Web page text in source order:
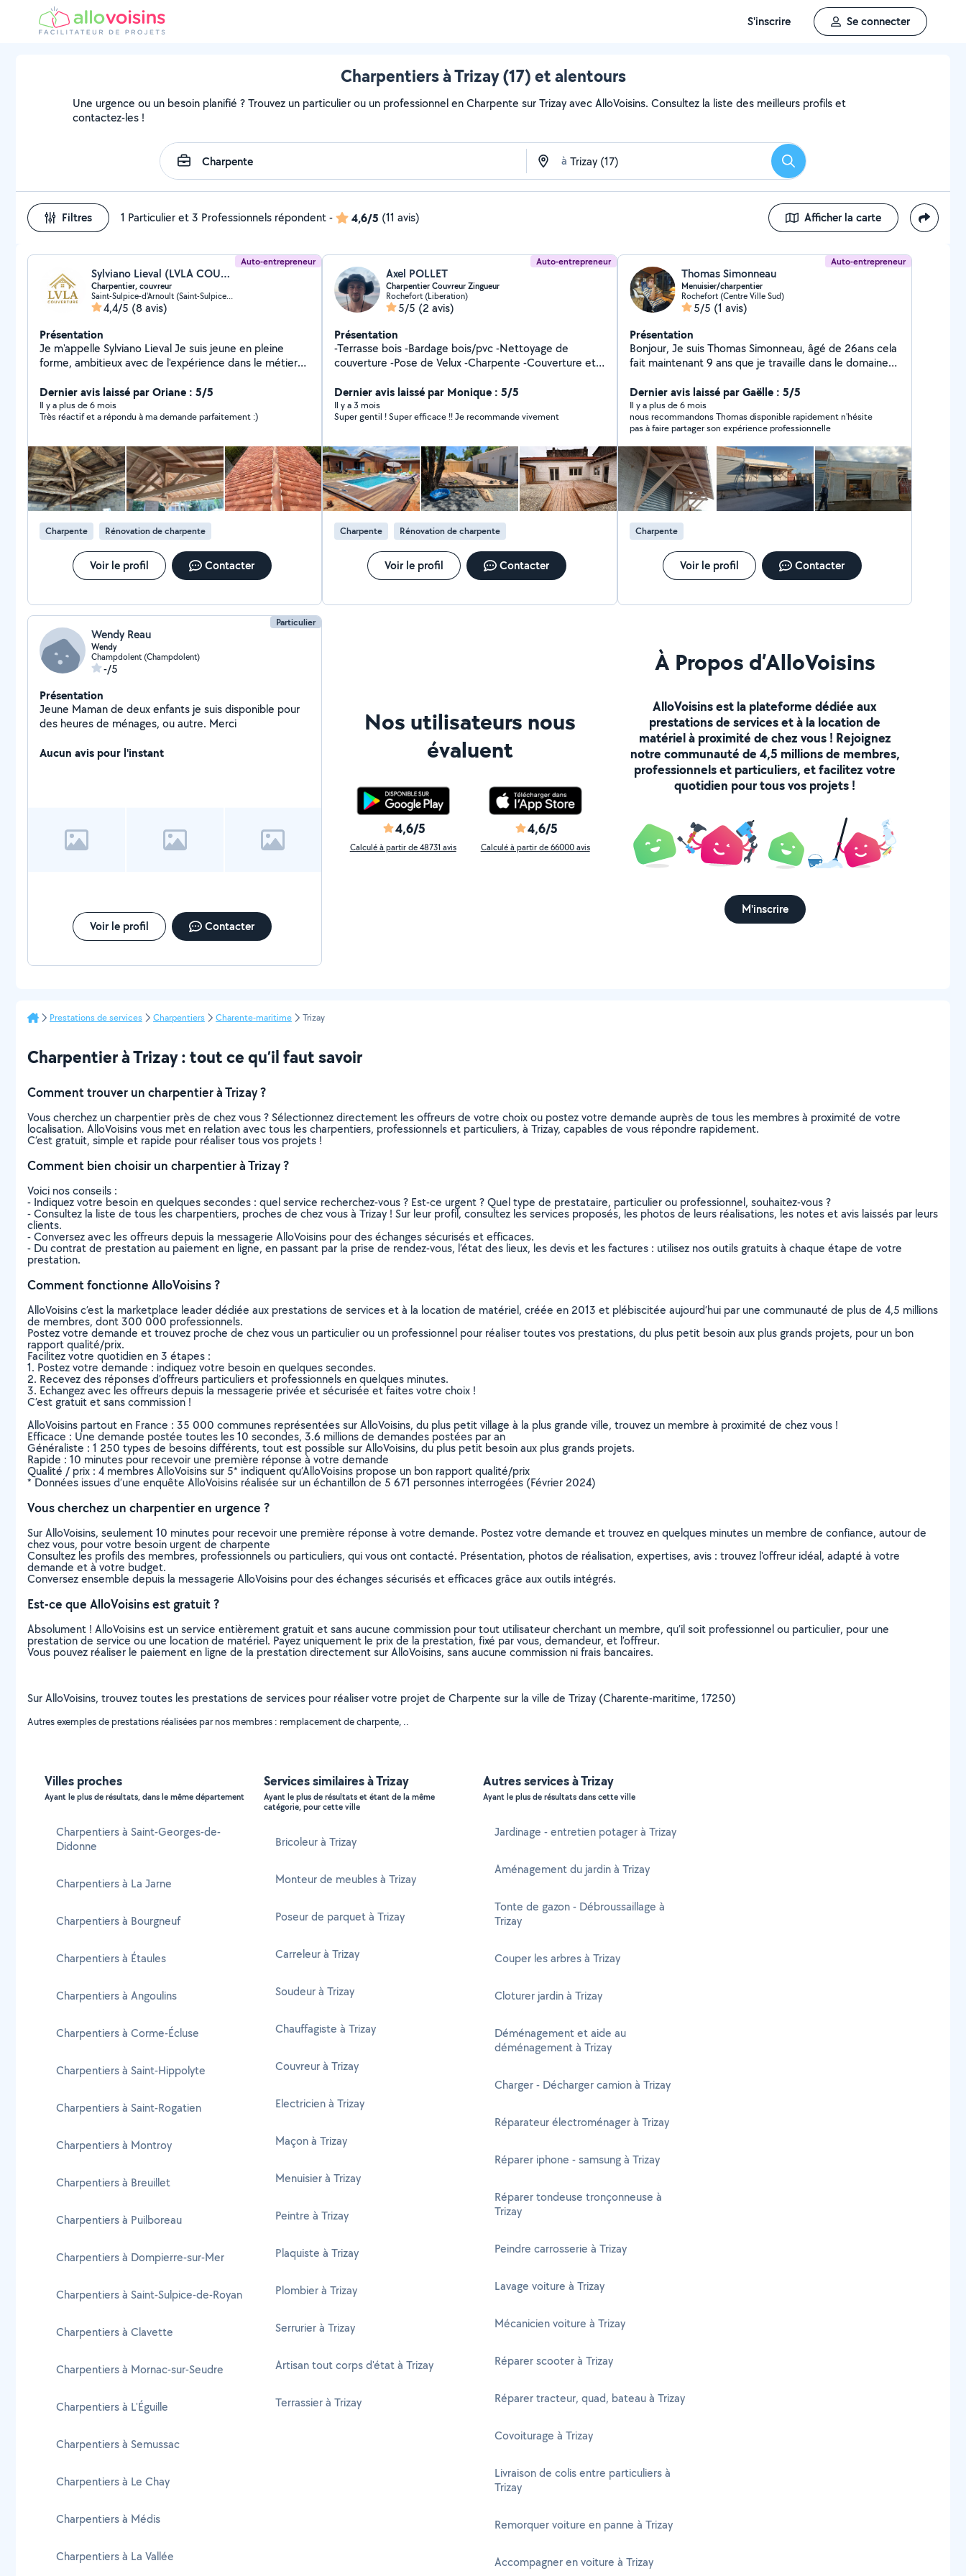
S'inscrire Se connecter
Charpentiers à Trizay (17) et alentours
Une urgence ou un besoin planifié ? Trouvez un particulier ou un professionnel en Charpente sur Trizay avec AlloVoisins. Consultez la liste des meilleurs profils et
contactez-les !
à Rechercher
Filtres 1 Particulier et 3 Professionnels répondent- 4,6/5 (11 avis) Afficher la carte
Auto-entrepreneur
Sylviano Lieval (LVLA COUVERTURE)
Charpentier, couvreur
Saint-Sulpice-d'Arnoult (Saint-Sulpice-d'Arnoult)
4,4/5 (8 avis)
Présentation
Je m'appelle Sylviano Lieval Je suis jeune en pleine
forme, ambitieux avec de l'expérience dans le métier
façade Les devis et les déplacements sont gratuits
Garantie 10 ans, Décennale Pour ceux qui veulent me
contacter, n'hésitez pas
Dernier avis laissé par Oriane : 5/5
Il y a plus de 6 mois
Très réactif et a répondu à ma demande parfaitement :)
Charpente Rénovation de charpente
Voir le profil Contacter
Auto-entrepreneur
Axel POLLET
Charpentier Couvreur Zingueur
Rochefort (Liberation)
5/5 (2 avis)
Présentation
-Terrasse bois -Bardage bois/pvc -Nettoyage de
couverture -Pose de Velux -Charpente -Couverture et
Dernier avis laissé par Monique : 5/5
Il y a 3 mois
Super gentil ! Super efficace !! Je recommande vivement
Charpente Rénovation de charpente
Voir le profil Contacter
Auto-entrepreneur
Thomas Simonneau
Menuisier/charpentier
Rochefort (Centre Ville Sud)
5/5 (1 avis)
Présentation
Bonjour, Je suis Thomas Simonneau, âgé de 26ans cela
fait maintenant 9 ans que je travaille dans le domaine
agencement et extérieur dans le 17, revenant de
Guadeloupe où j'ai eu l'occasion de travailler pendant 7
mois, j'ai décidé de me lancer en tant que auto
entrepreneur
Dernier avis laissé par Gaëlle : 5/5
Il y a plus de 6 mois
nous recommandons Thomas disponible rapidement n'hésite
pas à faire partager son expérience professionnelle
Charpente
Voir le profil Contacter
Particulier
Wendy Reau
Wendy
Champdolent (Champdolent)
-/5
Présentation
Jeune Maman de deux enfants je suis disponible pour
des heures de ménages, ou autre. Merci
Aucun avis pour l'instant
Voir le profil Contacter
Nos utilisateurs nous
évaluent
4,6/5
Calculé à partir de 48731 avis
4,6/5
Calculé à partir de 66000 avis
À Propos d’AlloVoisins
AlloVoisins est la plateforme dédiée aux
prestations de services et à la location de
matériel à proximité de chez vous ! Rejoignez
notre communauté de 4,5 millions de membres,
professionnels et particuliers, et facilitez votre
quotidien pour tous vos projets !
M'inscrire
Prestations de services Charpentiers Charente-maritime Trizay
Charpentier à Trizay : tout ce qu’il faut savoir
Comment trouver un charpentier à Trizay ?
Vous cherchez un charpentier près de chez vous ? Sélectionnez directement les offreurs de votre choix ou postez votre demande auprès de tous les membres à proximité de votre
localisation. AlloVoisins vous met en relation avec tous les charpentiers, professionnels et particuliers, à Trizay, capables de vous répondre rapidement.
C’est gratuit, simple et rapide pour réaliser tous vos projets !
Comment bien choisir un charpentier à Trizay ?
Voici nos conseils :
- Indiquez votre besoin en quelques secondes : quel service recherchez-vous ? Est-ce urgent ? Quel type de prestataire, particulier ou professionnel, souhaitez-vous ?
- Consultez la liste de tous les charpentiers, proches de chez vous à Trizay ! Sur leur profil, consultez les services proposés, les photos de leurs réalisations, les notes et avis laissés par leurs
clients.
- Conversez avec les offreurs depuis la messagerie AlloVoisins pour des échanges sécurisés et efficaces.
- Du contrat de prestation au paiement en ligne, en passant par la prise de rendez-vous, l’état des lieux, les devis et les factures : utilisez nos outils gratuits à chaque étape de votre
prestation.
Comment fonctionne AlloVoisins ?
AlloVoisins c’est la marketplace leader dédiée aux prestations de services et à la location de matériel, créée en 2013 et plébiscitée aujourd’hui par une communauté de plus de 4,5 millions
de membres, dont 300 000 professionnels.
Postez votre demande et trouvez proche de chez vous un particulier ou un professionnel pour réaliser toutes vos prestations, du plus petit besoin aux plus grands projets, pour un bon
rapport qualité/prix.
Facilitez votre quotidien en 3 étapes :
1. Postez votre demande : indiquez votre besoin en quelques secondes.
2. Recevez des réponses d’offreurs particuliers et professionnels en quelques minutes.
3. Echangez avec les offreurs depuis la messagerie privée et sécurisée et faites votre choix !
C’est gratuit et sans commission !
AlloVoisins partout en France : 35 000 communes représentées sur AlloVoisins, du plus petit village à la plus grande ville, trouvez un membre à proximité de chez vous !
Efficace : Une demande postée toutes les 10 secondes, 3.6 millions de demandes postées par an
Généraliste : 1 250 types de besoins différents, tout est possible sur AlloVoisins, du plus petit besoin aux plus grands projets.
Rapide : 10 minutes pour recevoir une première réponse à votre demande
Qualité / prix : 4 membres AlloVoisins sur 5* indiquent qu’AlloVoisins propose un bon rapport qualité/prix
* Données issues d’une enquête AlloVoisins réalisée sur un échantillon de 5 671 personnes interrogées (Février 2024)
Vous cherchez un charpentier en urgence ?
Sur AlloVoisins, seulement 10 minutes pour recevoir une première réponse à votre demande. Postez votre demande et trouvez en quelques minutes un membre de confiance, autour de
chez vous, pour votre besoin urgent de charpente
Consultez les profils des membres, professionnels ou particuliers, qui vous ont contacté. Présentation, photos de réalisation, expertises, avis : trouvez l'offreur idéal, adapté à votre
demande et à votre budget.
Conversez ensemble depuis la messagerie AlloVoisins pour des échanges sécurisés et efficaces grâce aux outils intégrés.
Est-ce que AlloVoisins est gratuit ?
Absolument ! AlloVoisins est un service entièrement gratuit et sans aucune commission pour tout utilisateur cherchant un membre, qu’il soit professionnel ou particulier, pour une
prestation de service ou une location de matériel. Payez uniquement le prix de la prestation, fixé par vous, demandeur, et l’offreur.
Vous pouvez réaliser le paiement en ligne de la prestation directement sur AlloVoisins, sans aucune commission ni frais bancaires.
Sur AlloVoisins, trouvez toutes les prestations de services pour réaliser votre projet de Charpente sur la ville de Trizay (Charente-maritime, 17250)
Autres exemples de prestations réalisées par nos membres : remplacement de charpente, ..
Villes proches
Ayant le plus de résultats, dans le même département
Charpentiers à Saint-Georges-de-
Didonne
Charpentiers à La Jarne
Charpentiers à Bourgneuf
Charpentiers à Étaules
Charpentiers à Angoulins
Charpentiers à Corme-Écluse
Charpentiers à Saint-Hippolyte
Charpentiers à Saint-Rogatien
Charpentiers à Montroy
Charpentiers à Breuillet
Charpentiers à Puilboreau
Charpentiers à Dompierre-sur-Mer
Charpentiers à Saint-Sulpice-de-Royan
Charpentiers à Clavette
Charpentiers à Mornac-sur-Seudre
Charpentiers à L'Éguille
Charpentiers à Semussac
Charpentiers à Le Chay
Charpentiers à Médis
Charpentiers à La Vallée
Services similaires à Trizay
Ayant le plus de résultats et étant de la même
catégorie, pour cette ville
Bricoleur à Trizay
Monteur de meubles à Trizay
Poseur de parquet à Trizay
Carreleur à Trizay
Soudeur à Trizay
Chauffagiste à Trizay
Couvreur à Trizay
Electricien à Trizay
Maçon à Trizay
Menuisier à Trizay
Peintre à Trizay
Plaquiste à Trizay
Plombier à Trizay
Serrurier à Trizay
Artisan tout corps d'état à Trizay
Terrassier à Trizay
Autres services à Trizay
Ayant le plus de résultats dans cette ville
Jardinage - entretien potager à Trizay
Aménagement du jardin à Trizay
Tonte de gazon - Débroussaillage à
Trizay
Couper les arbres à Trizay
Cloturer jardin à Trizay
Déménagement et aide au
déménagement à Trizay
Charger - Décharger camion à Trizay
Réparateur électroménager à Trizay
Réparer iphone - samsung à Trizay
Réparer tondeuse tronçonneuse à
Trizay
Peindre carrosserie à Trizay
Lavage voiture à Trizay
Mécanicien voiture à Trizay
Réparer scooter à Trizay
Réparer tracteur, quad, bateau à Trizay
Covoiturage à Trizay
Livraison de colis entre particuliers à
Trizay
Remorquer voiture en panne à Trizay
Accompagner en voiture à Trizay